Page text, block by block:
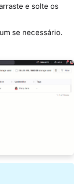
e solte os
se necessário.